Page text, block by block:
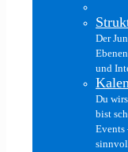
Der
und
Du
bist
Events